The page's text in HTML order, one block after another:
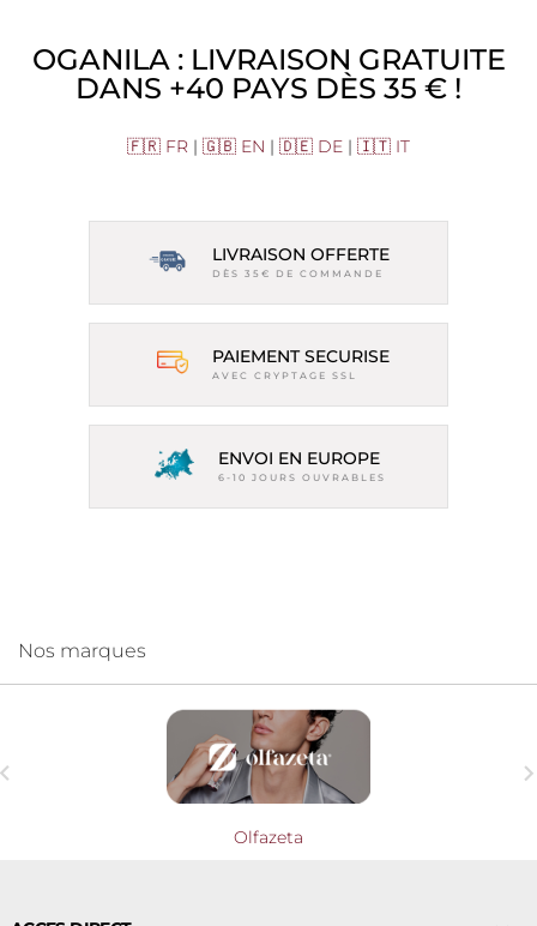
OGANILA : LIVRAISON GRATUITE
DANS +40 PAYS DÈS 35 € !
🇫🇷 FR | 🇬🇧 EN | 🇩🇪 DE | 🇮🇹 IT
LIVRAISON OFFERTE
DÈS 35€ DE COMMANDE
PAIEMENT SECURISE
AVEC CRYPTAGE SSL
ENVOI EN EUROPE
6-10 JOURS OUVRABLES
Nos marques
Olfazeta